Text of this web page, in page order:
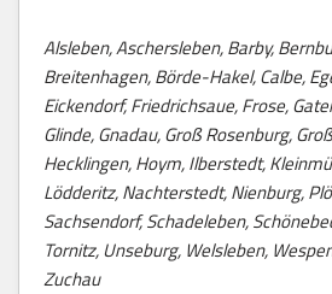
Alsleben, Aschersleben, Barby,
Breitenhagen, Börde-Hakel, Calbe,
Eickendorf, Friedrichsaue, Frose,
Glinde, Gnadau, Groß Rosenburg,
Hecklingen, Hoym, Ilberstedt,
Lödderitz, Nachterstedt, Nienburg,
Sachsendorf, Schadeleben,
Tornitz, Unseburg, Welsleben,
Zuchau